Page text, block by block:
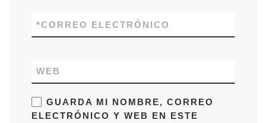
CORREO ELECTRÓNICO
*
WEB
GUARDA MI NOMBRE, CORREO
ELECTRÓNICO Y WEB EN ESTE